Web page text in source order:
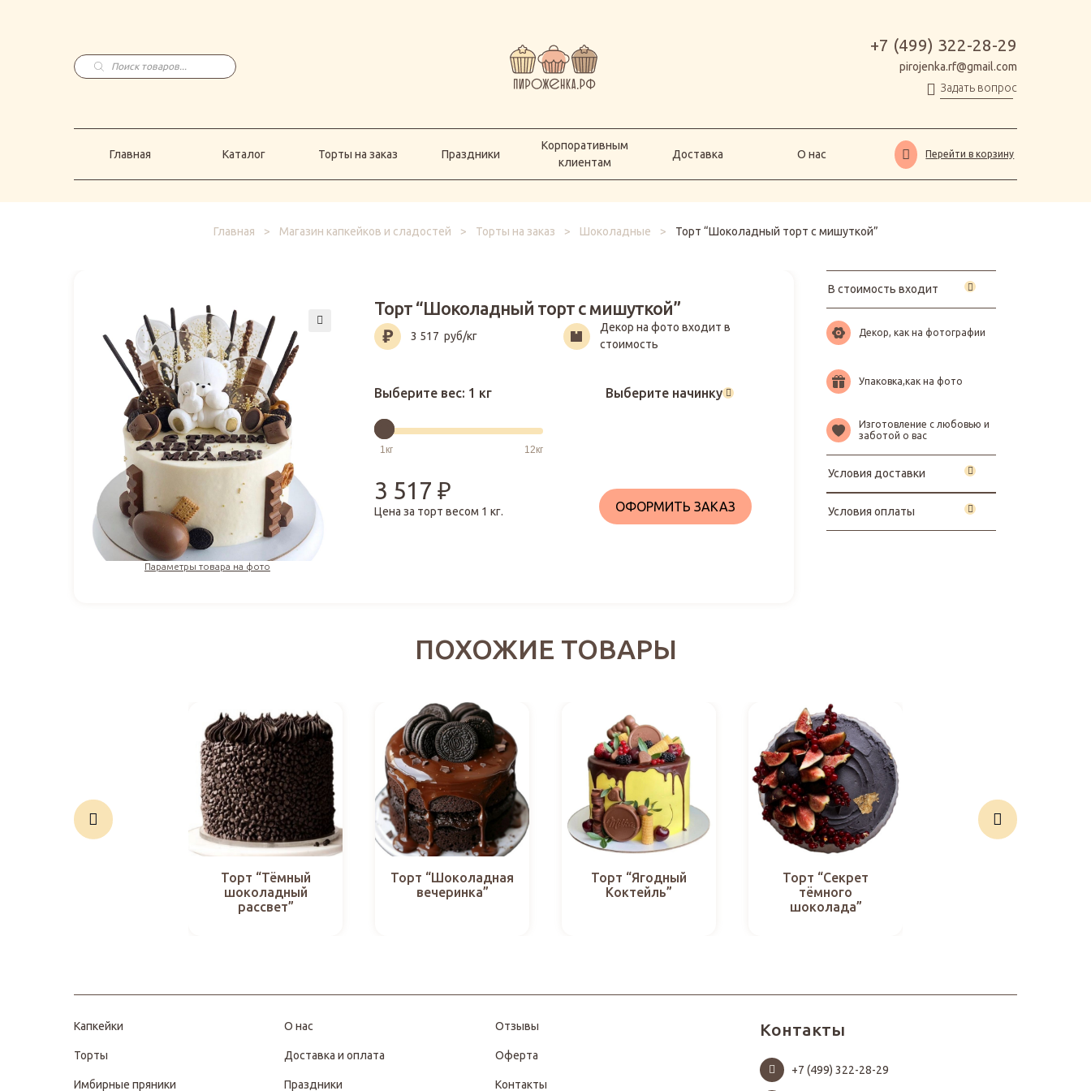
Поиск
товаров
+7 (499) 322-28-29
pirojenka.rf@gmail.com
Задать вопрос
Главная Каталог Торты на заказ Праздники
Корпоративным
клиентам
Доставка О нас Перейти в корзину
Главная > Магазин капкейков и сладостей > Торты на заказ > Шоколадные > Торт “Шоколадный торт с мишуткой”
Параметры товара на фото
Торт “Шоколадный торт с мишуткой”
3 517 руб/кг
Декор на фото входит в
стоимость
Выберите вес: 1 кг Выберите начинку
3 517₽
Цена за торт весом 1 кг. ОФОРМИТЬ ЗАКАЗ
В стоимость входит
Декор, как на фотографии
Упаковка,как на фото
Изготовление с любовью и
заботой о вас
Условия доставки
Условия оплаты
ПОХОЖИЕ ТОВАРЫ
Торт “Тёмный
шоколадный
рассвет”
Торт “Шоколадная
вечеринка”
Торт “Ягодный
Коктейль”
Торт “Секрет
тёмного
шоколада”
Капкейки
Торты
Имбирные пряники
О нас
Доставка и оплата
Праздники
Отзывы
Оферта
Контакты
Контакты
+7 (499) 322-28-29